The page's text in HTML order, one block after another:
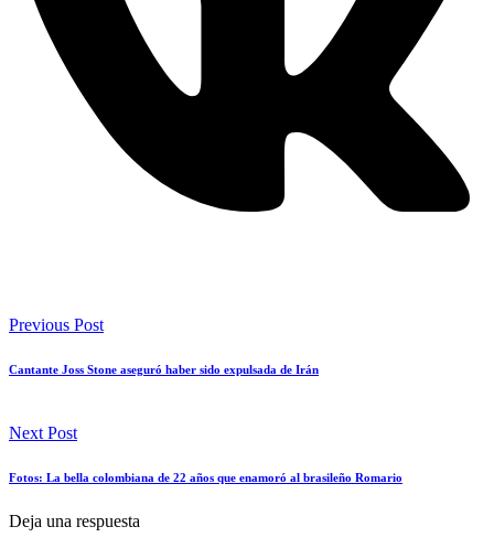
Previous Post
Cantante Joss Stone aseguró haber sido expulsada de Irán
Next Post
Fotos: La bella colombiana de 22 años que enamoró al brasileño Romario
Deja una respuesta